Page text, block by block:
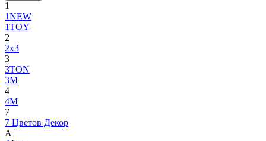
1
1NEW
1TOY
2
2x3
3
3TON
3М
4
4M
7
7 Цветов Декор
A